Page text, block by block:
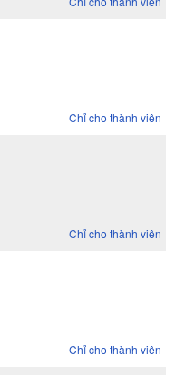
Chỉ cho thành viên
Chỉ cho thành viên
Chỉ cho thành viên